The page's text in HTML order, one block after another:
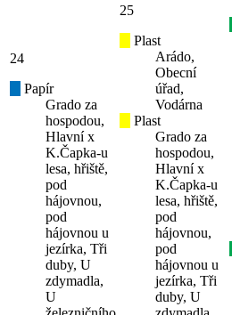
24
Papír
Grado za
hospodou,
Hlavní x
K.Čapka-u
lesa, hřiště,
pod
hájovnou,
pod
hájovnou u
jezírka, Tři
duby, U
zdymadla,
U
25
Plast
Arádo,
Obecní
úřad,
Vodárna
Plast
Grado za
hospodou,
Hlavní x
K.Čapka-u
lesa, hřiště,
pod
hájovnou,
pod
hájovnou u
jezírka, Tři
duby, U